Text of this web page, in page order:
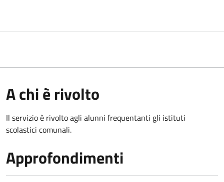
A chi è rivolto
Il servizio è rivolto agli alunni frequentanti gli istituti
scolastici comunali.
Approfondimenti